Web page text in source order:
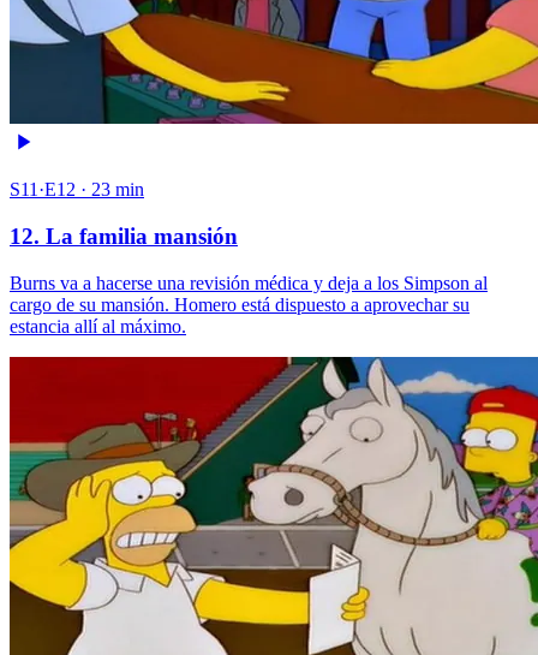
S11·E12 · 23 min
12. La familia mansión
Burns va a hacerse una revisión médica y deja a los Simpson al
cargo de su mansión. Homero está dispuesto a aprovechar su
estancia allí al máximo.